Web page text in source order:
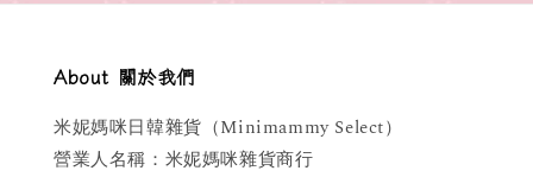
About 關於我們
米妮媽咪日韓雜貨（Minimammy Select）
營業人名稱：米妮媽咪雜貨商行